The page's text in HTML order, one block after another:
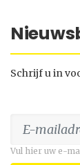
Schrijf u in
Vul hier uw e-